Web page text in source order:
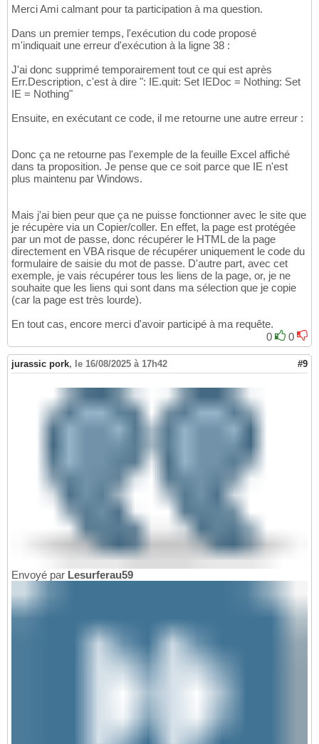
31
33
34
35
36
37
38
39
42
43
44
47
48
49
50
51
52
53
54
55
56
       Debug.Print
CStr(x) & " sujets
End With
11
  IE.quit
Exit
Sub
ErrHandler:
     Debug.Print
End Sub
Sub EffacerSujets()
End Sub
Sub WaitReady (IE As Object )
'On boucle tant que la page n'est pas
Loop
End Sub
Sub KillIE()
Dim objWMI As Object, objProc As Object,
Set objWMI = GetObject( "winmgmts:{
Set colProc = objWMI.ExecQuery("Select *
For Each objProc In colProc
      objProc.Terminate
End Sub
Merci Ami calmant pour ta participation à ma question.
Dans un premier temps, l'exécution du code proposé
m'indiquait une erreur d'exécution à la ligne 38 :
J'ai donc supprimé temporairement tout ce qui est après
Err.Description, c'est à dire ": IE.quit: Set IEDoc = Nothing: Set
IE = Nothing"
Ensuite, en exécutant ce code, il me retourne une autre erreur :
Donc ça ne retourne pas l'exemple de la feuille Excel affiché
dans ta proposition. Je pense que ce soit parce que IE n'est
plus maintenu par Windows.
Mais j'ai bien peur que ça ne puisse fonctionner avec le site que
je récupère via un Copier/coller. En effet, la page est protégée
par un mot de passe, donc récupérer le HTML de la page
directement en VBA risque de récupérer uniquement le code du
formulaire de saisie du mot de passe. D'autre part, avec cet
exemple, je vais récupérer tous les liens de la page, or, je ne
souhaite que les liens qui sont dans ma sélection que je copie
(car la page est très lourde).
En tout cas, encore merci d'avoir participé à ma requête.
0
0
jurassic pork, le 16/08/2025 à 17h42 #9
Envoyé par Lesurferau59